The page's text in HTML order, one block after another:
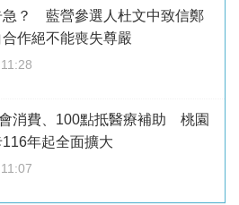
急？ 藍營參選人杜文中致信鄭
作絕不能喪失尊嚴
消費、100點抵醫療補助 桃園
年起全面擴大